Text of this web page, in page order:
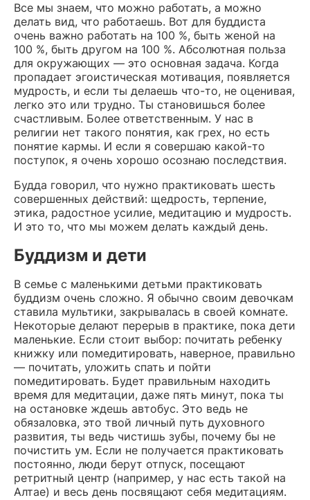
Все мы знаем, что можно работать, а можно
делать вид, что работаешь. Вот для буддиста
очень важно работать на 100 %, быть женой на
100 %, быть другом на 100 %. Абсолютная польза
для окружающих — это основная задача. Когда
пропадает эгоистическая мотивация, появляется
мудрость, и если ты делаешь что-то, не оценивая,
легко это или трудно. Ты становишься более
счастливым. Более ответственным. У нас в
религии нет такого понятия, как грех, но есть
понятие кармы. И если я совершаю какой-то
поступок, я очень хорошо осознаю последствия.
Будда говорил, что нужно практиковать шесть
совершенных действий: щедрость, терпение,
этика, радостное усилие, медитацию и мудрость.
И это то, что мы можем делать каждый день.
Буддизм и дети
В семье с маленькими детьми практиковать
буддизм очень сложно. Я обычно своим девочкам
ставила мультики, закрывалась в своей комнате.
Некоторые делают перерыв в практике, пока дети
маленькие. Если стоит выбор: почитать ребенку
книжку или помедитировать, наверное, правильно
— почитать, уложить спать и пойти
помедитировать. Будет правильным находить
время для медитации, даже пять минут, пока ты
на остановке ждешь автобус. Это ведь не
обязаловка, это твой личный путь духовного
развития, ты ведь чистишь зубы, почему бы не
почистить ум. Если не получается практиковать
постоянно, люди берут отпуск, посещают
ретритный центр (например, у нас есть такой на
Алтае) и весь день посвящают себя медитациям.